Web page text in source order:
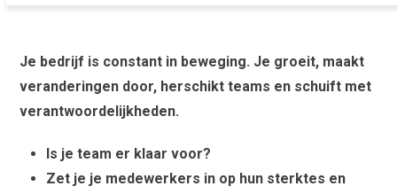
Je bedrijf is constant in beweging. Je groeit, maakt
veranderingen door, herschikt teams en schuift met
verantwoordelijkheden.
Is je team er klaar voor?
Zet je je medewerkers in op hun sterktes en